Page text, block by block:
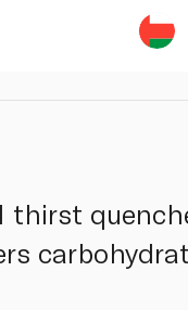
thirst